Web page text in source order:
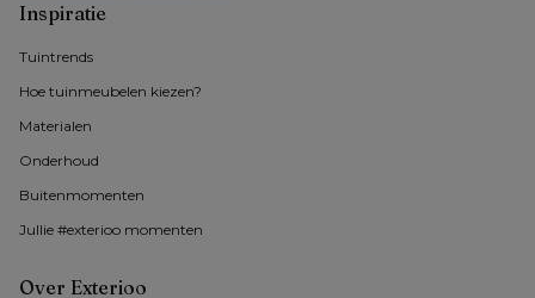
Inspiratie
Tuintrends
Hoe tuinmeubelen kiezen?
Materialen
Onderhoud
Buitenmomenten
Jullie #exterioo momenten
Over Exterioo